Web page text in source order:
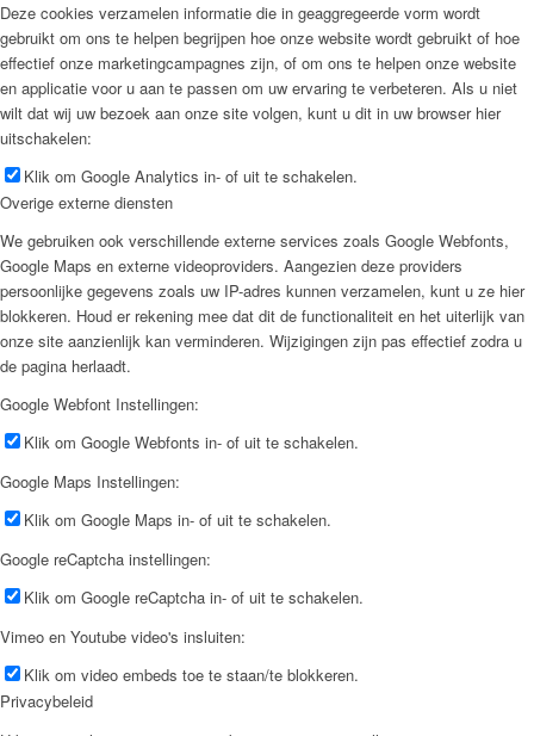
Deze cookies verzamelen informatie die in geaggregeerde vorm wordt
gebruikt om ons te helpen begrijpen hoe onze website wordt gebruikt of hoe
effectief onze marketingcampagnes zijn, of om ons te helpen onze website
en applicatie voor u aan te passen om uw ervaring te verbeteren. Als u niet
wilt dat wij uw bezoek aan onze site volgen, kunt u dit in uw browser hier
uitschakelen:
Klik om Google Analytics in- of uit te schakelen.
Overige externe diensten
We gebruiken ook verschillende externe services zoals Google Webfonts,
Google Maps en externe videoproviders. Aangezien deze providers
persoonlijke gegevens zoals uw IP-adres kunnen verzamelen, kunt u ze hier
blokkeren. Houd er rekening mee dat dit de functionaliteit en het uiterlijk van
onze site aanzienlijk kan verminderen. Wijzigingen zijn pas effectief zodra u
de pagina herlaadt.
Google Webfont Instellingen:
Klik om Google Webfonts in- of uit te schakelen.
Google Maps Instellingen:
Klik om Google Maps in- of uit te schakelen.
Google reCaptcha instellingen:
Klik om Google reCaptcha in- of uit te schakelen.
Vimeo en Youtube video's insluiten:
Klik om video embeds toe te staan/te blokkeren.
Privacybeleid